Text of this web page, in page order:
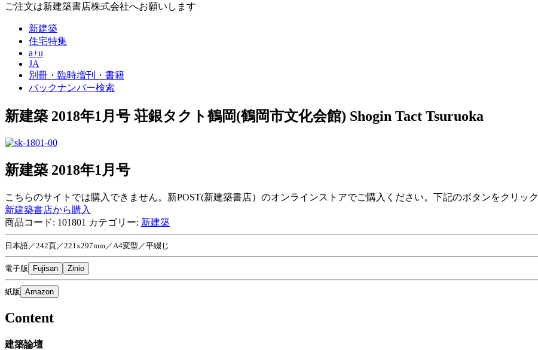
ご注文は新建築書店株式会社へお願いします
新建築
住宅特集
a+u
JA
別冊・臨時増刊・書籍
バックナンバー検索
新建築 2018年1月号 荘銀タクト鶴岡(鶴岡市文化会館) Shogin Tact Tsuruoka
新建築 2018年1月号
こちらのサイトでは購入できません。新POST(新建築書店）のオンラインストアでご購入ください。下記のボタンをクリック
新建築書店から購入
商品コード: 101801 カテゴリー: 新建築
日本語／242頁／221x297mm／A4変型／平綴じ
電子版 Fujisan Zinio
紙版 Amazon
Content
建築論壇